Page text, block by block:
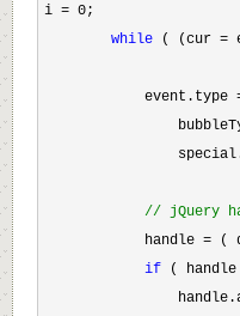
i = 0;
while ( (cur =
            event.type
// jQuery
handle = (
if (